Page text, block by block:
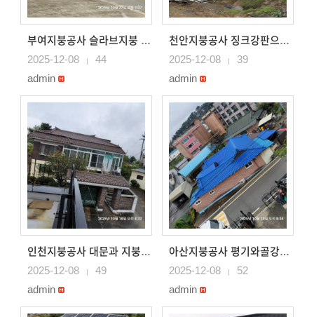
부여지붕공사 슬라브지붕 데스리 공사 칼라강판지붕공사 평기..
2025-12-08 |
44
admin
천안지붕공사 징크강판으로 지붕시공 전원주택지붕시공
2025-12-08 |
39
admin
인천지붕공사 대문과 지붕 평기와골강판으로 시공 앤드캡 대..
2025-12-08 |
49
admin
아산지붕공사 평기와골강판, 스레트골 강판으로 지붕시공 대..
2025-12-08 |
52
admin